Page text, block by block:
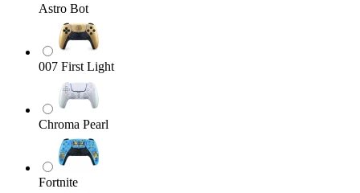
Astro Bot
007 First Light
Chroma Pearl
Fortnite